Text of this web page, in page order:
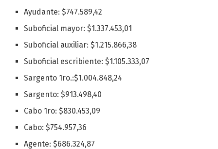
Ayudante: $747.589,42
Suboficial mayor: $1.337.453,01
Suboficial auxiliar: $1.215.866,38
Suboficial escribiente: $1.105.333,07
Sargento 1ro.:$1.004.848,24
Sargento: $913.498,40
Cabo 1ro: $830.453,09
Cabo: $754.957,36
Agente: $686.324,87